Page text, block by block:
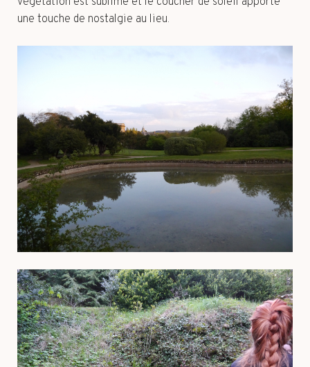
une touche de nostalgie au lieu.